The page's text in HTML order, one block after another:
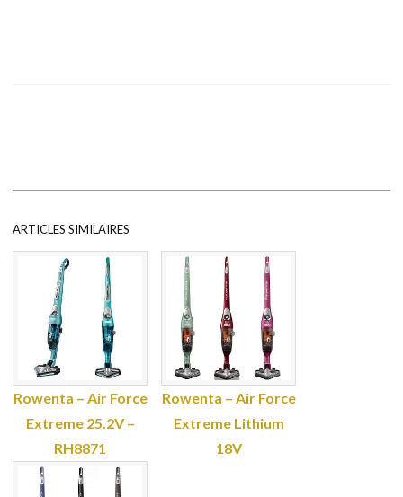
ARTICLES SIMILAIRES
Rowenta – Air Force
Extreme 25.2V –
RH8871
Rowenta – Air Force
Extreme Lithium
18V